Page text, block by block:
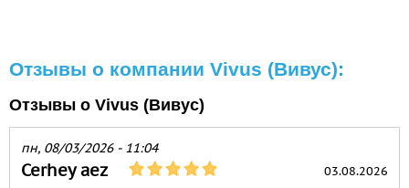
Отзывы о компании Vivus (Вивус):
Отзывы о Vivus (Вивус)
пн, 08/03/2026 - 11:04
Cerhey aez 03.08.2026